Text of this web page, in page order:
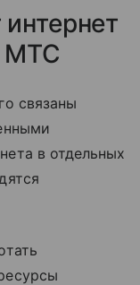
МТС
связаны
в отдельных